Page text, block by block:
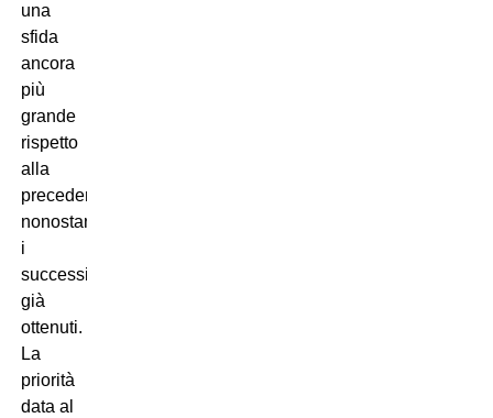
una
sfida
ancora
più
grande
rispetto
alla
precedente,
nonostante
i
successi
già
ottenuti.
La
priorità
data al